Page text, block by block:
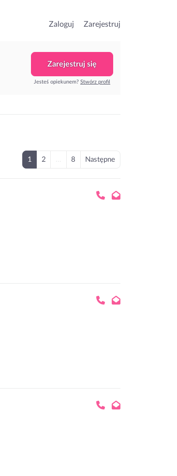
Zaloguj Zarejestruj
Zarejestruj się
Jesteś opiekunem? Stwórz profil
1 2 8 Następne